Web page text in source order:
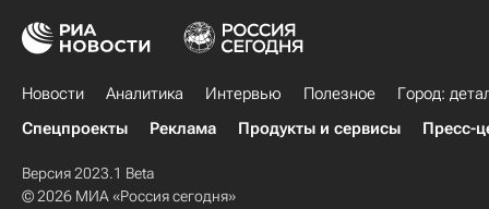
Новости Аналитика Интервью Полезное
Город:
Спецпроекты
Реклама Продукты и сервисы Пресс-
Версия 2023.1 Beta
© 2026 МИА «Россия сегодня»